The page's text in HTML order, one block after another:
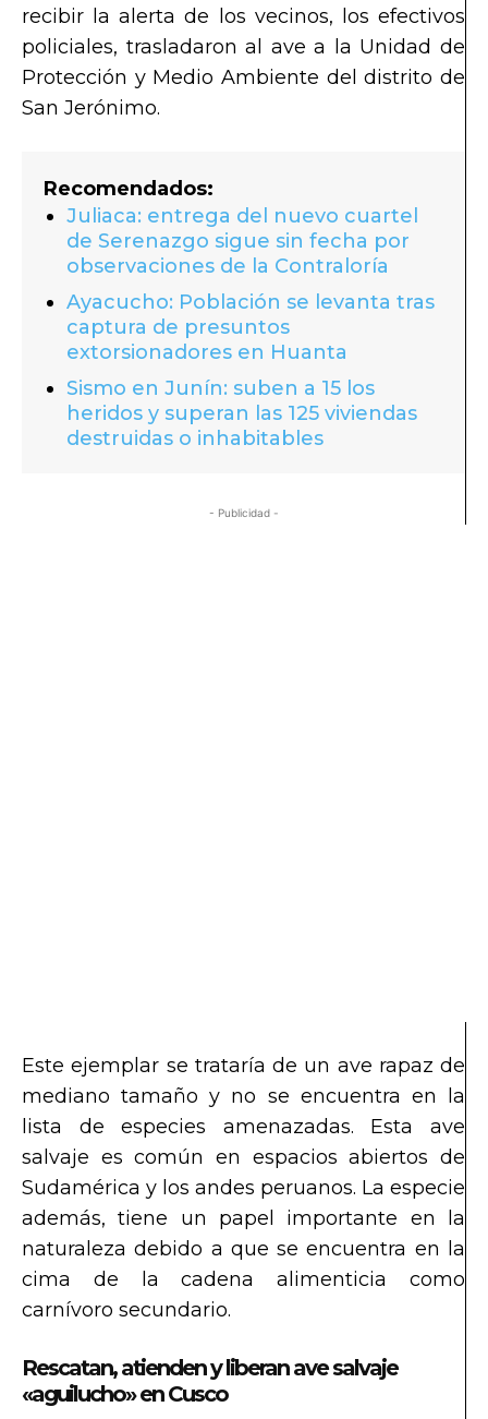
recibir la alerta de los vecinos, los efectivos
policiales, trasladaron al ave a la Unidad de
Protección y Medio Ambiente del distrito de
San Jerónimo.
Recomendados:
Juliaca: entrega del nuevo cuartel
de Serenazgo sigue sin fecha por
observaciones de la Contraloría
Ayacucho: Población se levanta tras
captura de presuntos
extorsionadores en Huanta
Sismo en Junín: suben a 15 los
heridos y superan las 125 viviendas
destruidas o inhabitables
- Publicidad -
Este ejemplar se trataría de un ave rapaz de
mediano tamaño y no se encuentra en la
lista de especies amenazadas. Esta ave
salvaje es común en espacios abiertos de
Sudamérica y los andes peruanos. La especie
además, tiene un papel importante en la
naturaleza debido a que se encuentra en la
cima de la cadena alimenticia como
carnívoro secundario.
Rescatan, atienden y liberan ave salvaje
«aguilucho» en Cusco